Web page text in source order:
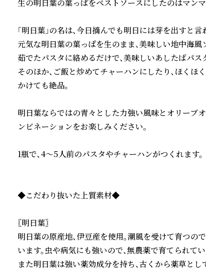
生の明日葉の葉っぱをペストソースにしたのはマンマ
「明日葉」の名は、今日摘んでも明日には芽を出すと
元気な明日葉の葉っぱを生のまま、美味しい地中海風
茹でたパスタに絡めるだけで、美味しいあしたばパス
そのほか、ご飯と炒めてチャーハンにしたり、ほく
かけても絶品。
明日葉ならではの青々とした力強い風味とオリーブ
ンビネーションをお楽しみください。
1瓶で、4～5人前のパスタやチャーハンがつくれます。
◆こだわり抜いた上質素材◆
〖明日葉〗
明日葉の原産地、伊豆産を使用。潮風を受けて育つ
います。虫や病気にも強いので、無農薬で育てられてい
また明日葉は強い薬効成分を持ち、古くから薬草と